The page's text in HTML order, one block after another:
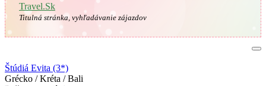
Travel.Sk
Titulná stránka, vyhľadávanie zájazdov
Štúdiá Evita (3*)
Grécko / Kréta / Bali